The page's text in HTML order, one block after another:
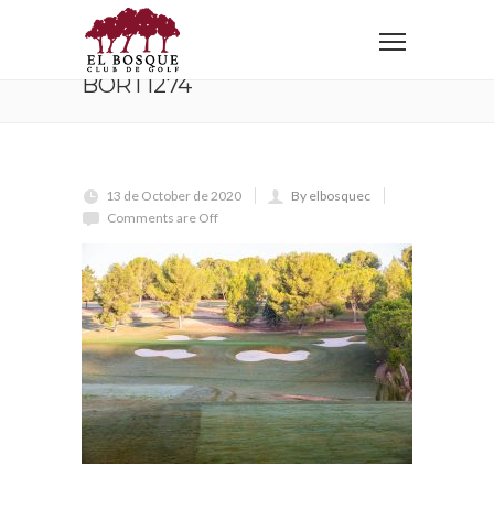
Home BORT1274
BORT1274
13 de October de 2020
By elbosquec
Comments are Off